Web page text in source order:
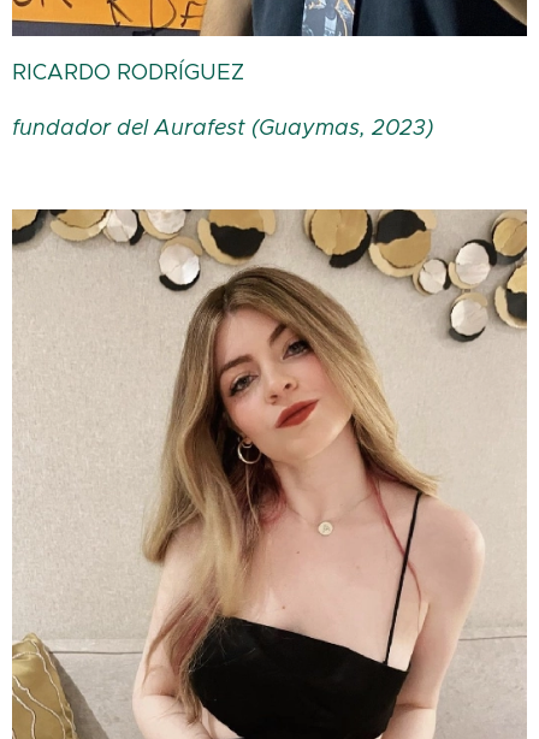
RICARDO RODRÍGUEZ
fundador del Aurafest (Guaymas, 2023)